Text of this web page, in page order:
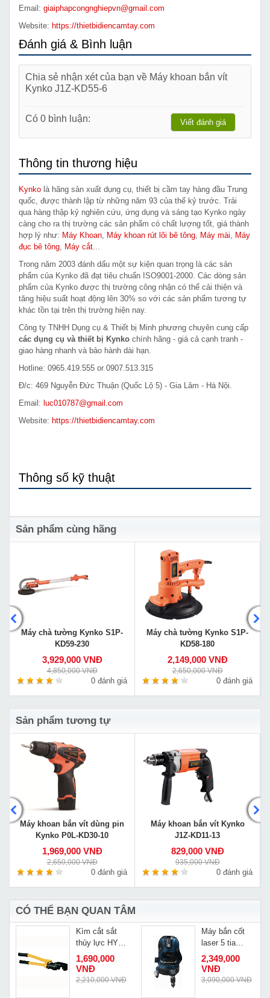
Email: giaiphapcongnghiepvn@gmail.com
Website: https://thietbidiencamtay.com
Đánh giá & Bình luận
Chia sẻ nhận xét của bạn về Máy khoan bắn vít
Kynko J1Z-KD55-6
Có 0 bình luận: Viết đánh giá
Thông tin thương hiệu
Kynko là hãng sản xuất dụng cụ, thiết bị cầm tay hàng đầu Trung
quốc, được thành lập từ những năm 93 của thế kỷ trước. Trải
qua hàng thập kỷ nghiên cứu, ứng dụng và sáng tạo Kynko ngày
càng cho ra thị trường các sản phẩm có chất lượng tốt, giá thành
hợp lý như: Máy Khoan Máy khoan rút lõi bê tông Máy mài
Máy
đục bê tông
Máy cắt
Trong năm 2003 đánh dấu một sự kiện quan trọng là các sản
phẩm của Kynko đã đạt tiêu chuẩn ISO9001-2000. Các dòng sản
phẩm của Kynko được thị trường công nhận có thể cải thiện và
tăng hiệu suất hoạt động lên 30% so với các sản phẩm tương tự
khác tồn tại trên thị trường hiện nay.
Công ty TNHH Dụng cụ & Thiết bị Minh phương chuyên cung cấp
các dụng cụ và thiết bị Kynko chính hãng - giá cả cạnh tranh -
giao hàng nhanh và bảo hành dài hạn.
Hotline: 0965.419.555 or 0907.513.315
Đ/c: 469 Nguyễn Đức Thuận (Quốc Lộ 5) - Gia Lâm - Hà Nội.
Email: luc010787@gmail.com
Website: https://thietbidiencamtay.com
Thông số kỹ thuật
Sản phẩm cùng hãng
Máy chà tường Kynko S1P-
KD59-230
3,929,000 VNĐ
4,850,000 VNĐ
0 đánh giá
Máy chà tường Kynko S1P-
KD58-180
2,149,000 VNĐ
2,650,000 VNĐ
0 đánh giá
Sản phẩm tương tự
Máy khoan bắn vít dùng pin
Kynko P0L-KD30-10
1,969,000 VNĐ
2,650,000 VNĐ
0 đánh giá
Máy khoan bắn vít Kynko
J1Z-KD11-13
829,000 VNĐ
935,000 VNĐ
0 đánh giá
CÓ THỂ BẠN QUAN TÂM
Kìm cắt sắt
thủy lực HY
20A
1,690,000
VNĐ
2,210,000 VNĐ
Máy bắn cốt
laser 5 tia
xanh Alien G7
2,349,000
VNĐ
3,090,000 VNĐ